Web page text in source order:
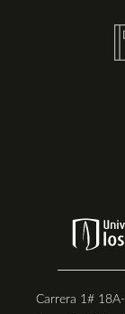
Carrera 1#